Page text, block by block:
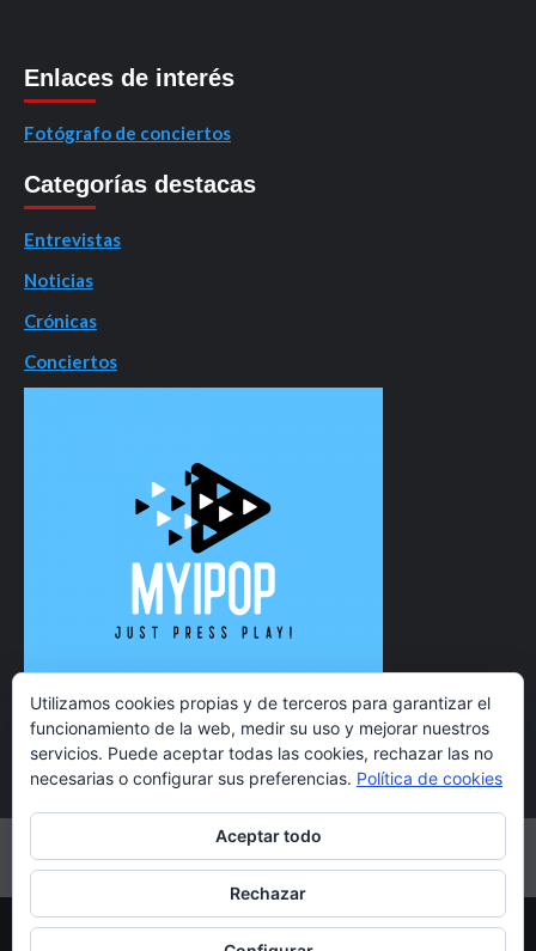
Enlaces de interés
Fotógrafo de conciertos
Categorías destacas
Entrevistas
Noticias
Crónicas
Conciertos
TwitterInstagramFacebookYouTube
Copyright 2021 MyiPop © Todos los derechos reservados.
Utilizamos cookies propias y de terceros para garantizar el
funcionamiento de la web, medir su uso y mejorar nuestros
servicios. Puede aceptar todas las cookies, rechazar las no
necesarias o configurar sus preferencias. Política de cookies
Aceptar todo
Rechazar